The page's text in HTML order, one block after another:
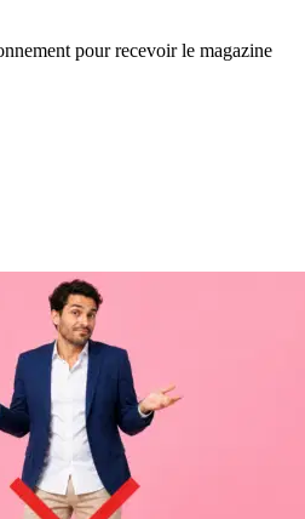
pour recevoir le magazine